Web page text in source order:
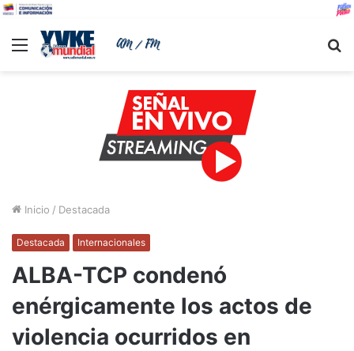
Menu
Inicio / Destacada
Destacada Internacionales
ALBA-TCP condenó
enérgicamente los actos de
violencia ocurridos en